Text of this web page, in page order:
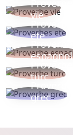
Proverbe
vie
Proverbes
ete
Proverbe
espagnol
Proverbe
turc
Proverbe
grec